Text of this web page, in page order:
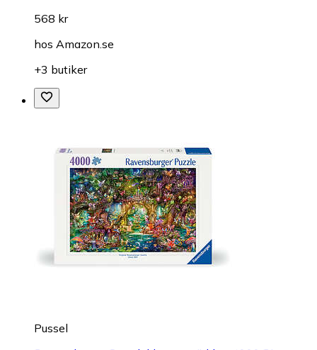
568 kr
hos Amazon.se
+3 butiker
Pussel